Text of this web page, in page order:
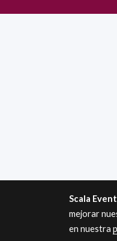
Scala
mejorar
en nuestra